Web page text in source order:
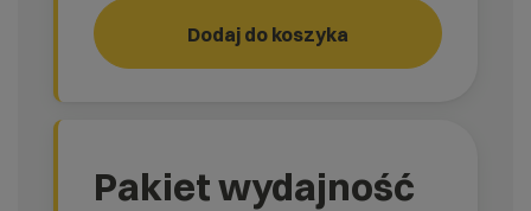
Dodaj do koszyka PHP Legacy
Pakiet wydajność